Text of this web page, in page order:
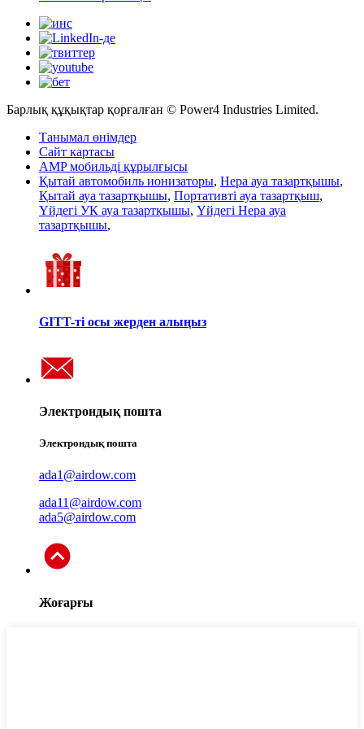
Барлық құқықтар қорғалған © Power4 Industries Limited.
Танымал өнімдер
Сайт картасы
AMP мобильді құрылғысы
Қытай автомобиль ионизаторы, Hepa ауа тазартқышы,
Қытай ауа тазартқышы, Портативті ауа тазартқыш,
Үйдегі УК ауа тазартқышы, Үйдегі Hepa ауа
тазартқышы,
GITT-ті осы жерден алыңыз
Электрондық пошта
Электрондық пошта
ada1@airdow.com
ada11@airdow.com
ada5@airdow.com
Жоғарғы